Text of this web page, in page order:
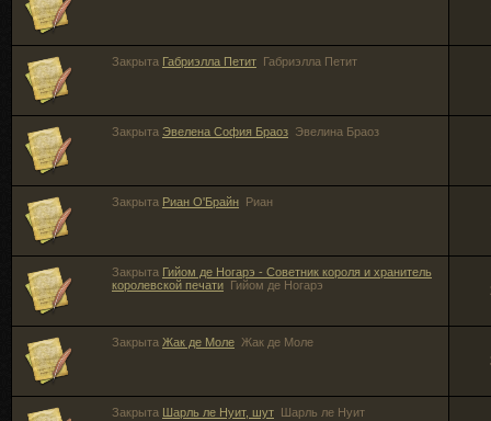
Закрыта Габриэлла Петит Габриэлла Петит
Закрыта Эвелена София Браоз Эвелина Браоз
Закрыта Риан О'Брайн Риан
Закрыта Гийом де Ногарэ - Советник короля и хранитель
королевской печати Гийом де Ногарэ
Закрыта Жак де Моле Жак де Моле
Закрыта Шарль ле Нуит, шут Шарль ле Нуит